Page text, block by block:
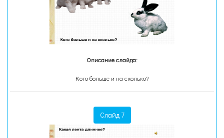
Описание слайда:
Кого больше и на сколько?
Слайд 7